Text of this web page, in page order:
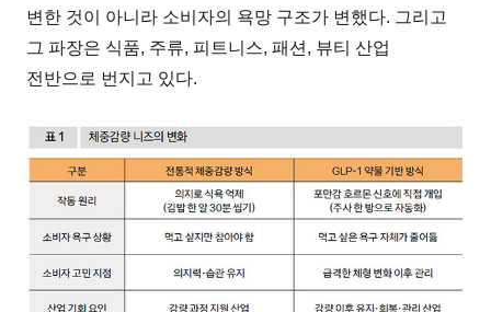
변한 것이 아니라 소비자의 욕망 구조가 변했다. 그리고
그 파장은 식품, 주류, 피트니스, 패션, 뷰티 산업
전반으로 번지고 있다.